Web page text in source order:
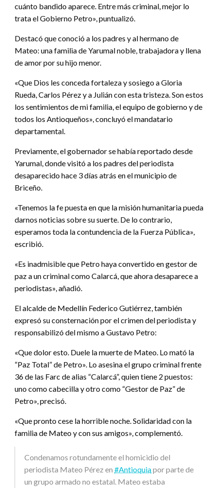
cuánto bandido aparece. Entre más criminal, mejor lo
trata el Gobierno Petro», puntualizó.
Destacó que conoció a los padres y al hermano de
Mateo: una familia de Yarumal noble, trabajadora y llena
de amor por su hijo menor.
«Que Dios les conceda fortaleza y sosiego a Gloria
Rueda, Carlos Pérez y a Julián con esta tristeza. Son estos
los sentimientos de mi familia, el equipo de gobierno y de
todos los Antioqueños», concluyó el mandatario
departamental.
Previamente, el gobernador se había reportado desde
Yarumal, donde visitó a los padres del periodista
desaparecido hace 3 días atrás en el municipio de
Briceño.
«Tenemos la fe puesta en que la misión humanitaria pueda
darnos noticias sobre su suerte. De lo contrario,
esperamos toda la contundencia de la Fuerza Pública»,
escribió.
«Es inadmisible que Petro haya convertido en gestor de
paz a un criminal como Calarcá, que ahora desaparece a
periodistas», añadió.
El alcalde de Medellín Federico Gutiérrez, también
expresó su consternación por el crimen del periodista y
responsabilizó del mismo a Gustavo Petro:
«Que dolor esto. Duele la muerte de Mateo. Lo mató la
“Paz Total” de Petro». Lo asesina el grupo criminal frente
36 de las Farc de alias “Calarcá”, quien tiene 2 puestos:
uno como cabecilla y otro como “Gestor de Paz” de
Petro», precisó.
«Que pronto cese la horrible noche. Solidaridad con la
familia de Mateo y con sus amigos», complementó.
Condenamos rotundamente el homicidio del
periodista Mateo Pérez en #Antioquiapor parte de
un grupo armado no estatal. Mateo estaba